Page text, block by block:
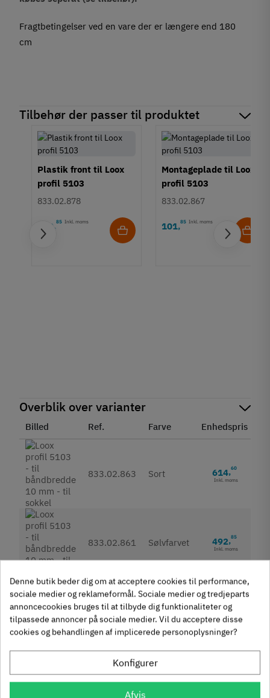
Fragtbetingelser ved en vare der er længere end 180
cm
Tilbehør der passer til produktet
Plastik front til Loox
profil 5103
833.02.878
219,85 Inkl. moms
Montageplade til Loox
profil 5103
833.02.867
101,85 Inkl. moms
Overblik over varianter
Billed Ref. Farve Enhedspris
833.02.863 Sort 614,60
Inkl. moms
833.02.861 Sølvfarvet 492,85
Inkl. moms
På lager
Udgået
Fjernlager (Normalt 4-8 dage hvis ikke andet angivet i
beskrivelse)
Produktegenskaber
Denne butik beder dig om at acceptere cookies til performance,
sociale medier og reklameformål. Sociale medier og tredjeparts
annoncecookies bruges til at tilbyde dig funktionaliteter og
tilpassede annoncer på sociale medier. Vil du acceptere disse
cookies og behandlingen af implicerede personoplysninger?
Konfigurer
Afvis